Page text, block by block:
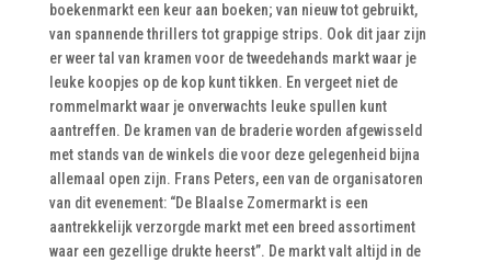
boekenmarkt een keur aan boeken; van nieuw tot gebruikt,
van spannende thrillers tot grappige strips. Ook dit jaar zijn
er weer tal van kramen voor de tweedehands markt waar je
leuke koopjes op de kop kunt tikken. En vergeet niet de
rommelmarkt waar je onverwachts leuke spullen kunt
aantreffen. De kramen van de braderie worden afgewisseld
met stands van de winkels die voor deze gelegenheid bijna
allemaal open zijn. Frans Peters, een van de organisatoren
van dit evenement: “De Blaalse Zomermarkt is een
aantrekkelijk verzorgde markt met een breed assortiment
waar een gezellige drukte heerst”. De markt valt altijd in de